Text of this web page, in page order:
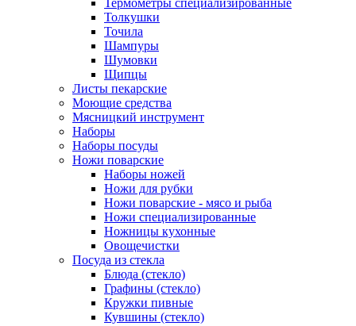
Термометры специализированные
Толкушки
Точила
Шампуры
Шумовки
Щипцы
Листы пекарские
Моющие средства
Мясницкий инструмент
Наборы
Наборы посуды
Ножи поварские
Наборы ножей
Ножи для рубки
Ножи поварские - мясо и рыба
Ножи специализированные
Ножницы кухонные
Овощечистки
Посуда из стекла
Блюда (стекло)
Графины (стекло)
Кружки пивные
Кувшины (стекло)